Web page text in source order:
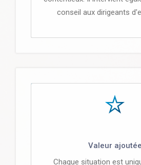
conseil aux dirigeants
Valeur ajoutée
Chaque situation est